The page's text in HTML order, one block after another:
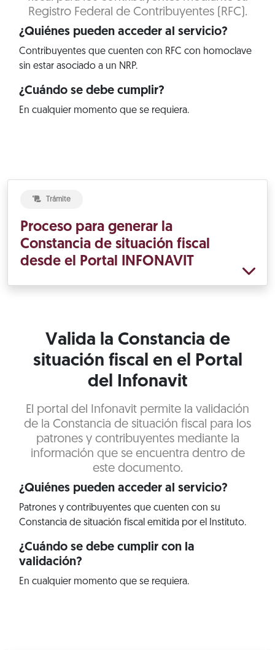
Registro Federal de Contribuyentes (RFC).
¿Quiénes pueden acceder al servicio?
Contribuyentes que cuenten con RFC con homoclave
sin estar asociado a un NRP.
¿Cuándo se debe cumplir?
En cualquier momento que se requiera.
Trámite
Proceso para generar la
Constancia de situación fiscal
desde el Portal INFONAVIT
Valida la Constancia de
situación fiscal en el Portal
del Infonavit
El portal del Infonavit permite la validación
de la Constancia de situación fiscal para los
patrones y contribuyentes mediante la
información que se encuentra dentro de
este documento.
¿Quiénes pueden acceder al servicio?
Patrones y contribuyentes que cuenten con su
Constancia de situación fiscal emitida por el Instituto.
¿Cuándo se debe cumplir con la
validación?
En cualquier momento que se requiera.